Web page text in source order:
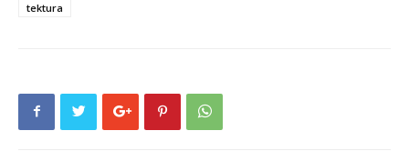
tektura